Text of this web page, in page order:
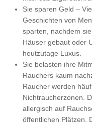
Sie sparen Geld –
Geschichten von
sparten, nachdem
Häuser gebaut oder
heutzutage Luxus.
Sie belasten ihre
Rauchers kaum
Raucher werden
Nichtraucherzonen.
allergisch auf
öffentlichen Plätzen.